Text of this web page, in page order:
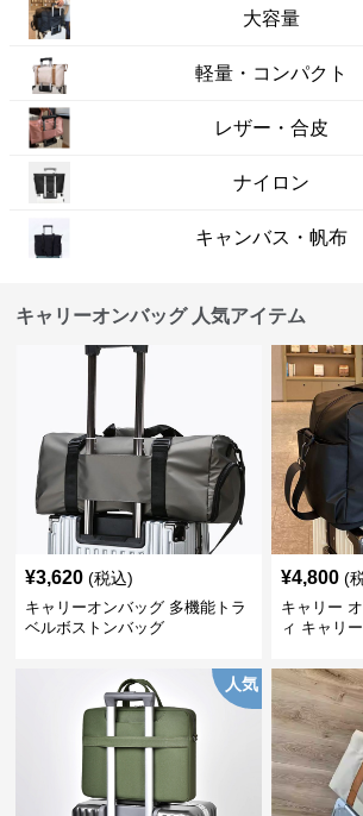
大容量
軽量・コンパクト
レザー・合皮
ナイロン
キャンバス・帆布
キャリーオンバッグ 人気アイテム
¥3,620 (税込)
キャリーオンバッグ 多機能トラ
ベルボストンバッグ
¥4,800 (
キャリー
ィ キャリ
人気